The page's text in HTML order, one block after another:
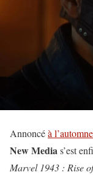
Annoncéà
New Medias’est
Marvel 1943 : Rise